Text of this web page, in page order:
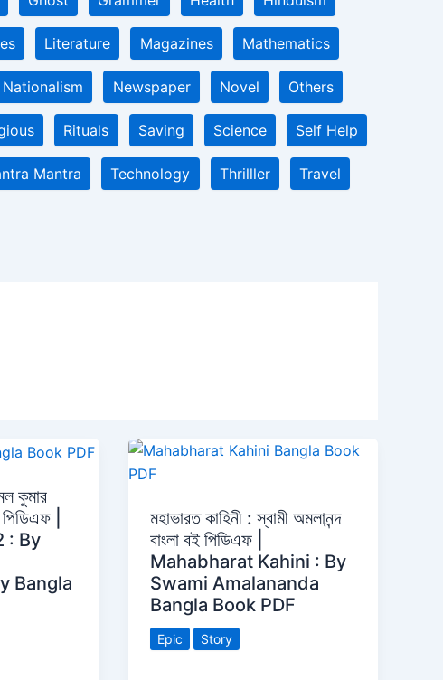
Literature Magazines Mathematics
Nationalism Newspaper Novel Others
Rituals Saving Science Self Help
Mantra Technology Thrilller Travel
কুমার
|
: By
Bangla
মহাভারত কাহিনী : স্বামী অমলানন্দ
বাংলা বই পিডিএফ |
Mahabharat Kahini : By
Swami Amalananda
Bangla Book PDF
Epic Story